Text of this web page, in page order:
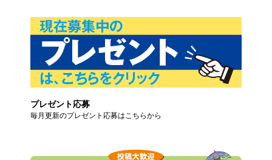
プレゼント応募
毎月更新のプレゼント応募はこちらから